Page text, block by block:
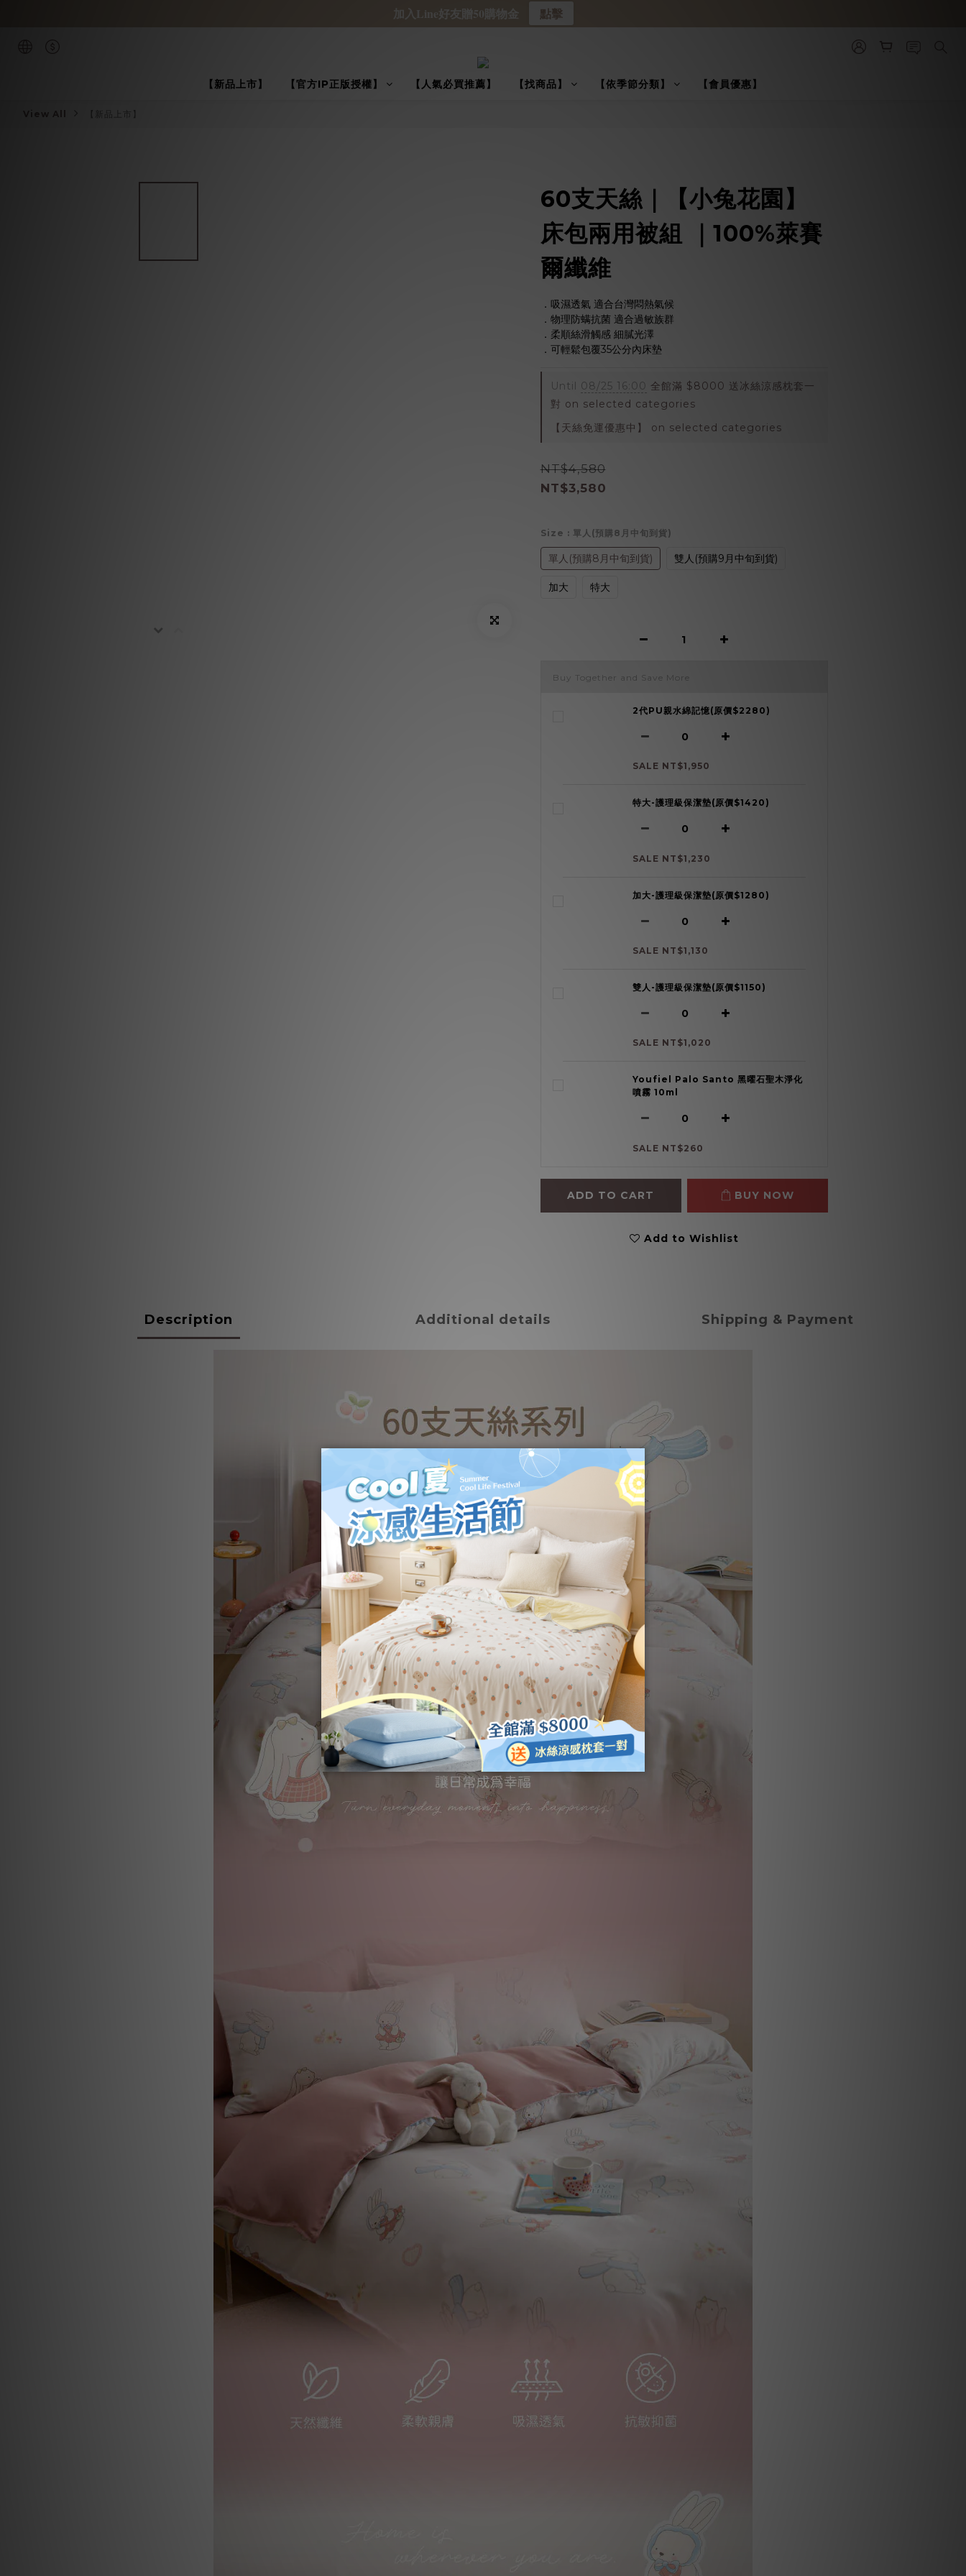
【新品上市】 【官方IP正版授權】 【人氣必買推薦】 【找商品】 【依季節分類】 【會員優惠】
【新品上市】
60支天絲｜【小兔花園】
床包兩用被組 ｜100%萊賽
爾纖維
．吸濕透氣 適合台灣悶熱氣候
．物理防螨抗菌 適合過敏族群
．柔順絲滑觸感 細膩光澤
．可輕鬆包覆35公分內床墊
Until 08/25 16:00 全館滿 $8000 送冰絲涼感枕套一
對 on selected categories
【天絲免運優惠中】 on selected categories
NT$4,580
NT$3,580
Size : 單人(預購8月中旬到貨)
單人(預購8月中旬到貨) 雙人(預購9月中旬到貨)
加大 特大
Buy Together and Save More
2代PU親水綿記憶(原價$2280)
SALE NT$1,950
特大-護理級保潔墊(原價$1420)
SALE NT$1,230
加大-護理級保潔墊(原價$1280)
SALE NT$1,130
雙人-護理級保潔墊(原價$1150)
SALE NT$1,020
Youfiel Palo Santo 黑曜石聖木淨化
噴霧 10ml
SALE NT$260
ADD TO CART BUY NOW
Add to Wishlist
Description Additional details Shipping & Payment
加入Line好友贈50購物金 點擊